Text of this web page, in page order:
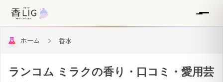
ホーム 香水
ランコム ミラクの香り・口コミ・愛用芸